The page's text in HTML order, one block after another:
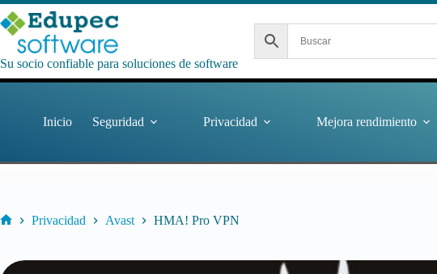
Saltar
al
contenido
Su socio confiable para soluciones de software
Inicio Seguridad Privacidad Mejora rendimiento
Privacidad Avast HMA! Pro VPN